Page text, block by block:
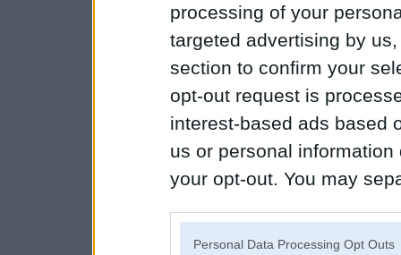
processing of your
targeted advertising by
section to confirm your
opt-out request is
interest-based ads based
us or personal
your opt-out. You may
Personal Data Processing Opt Outs